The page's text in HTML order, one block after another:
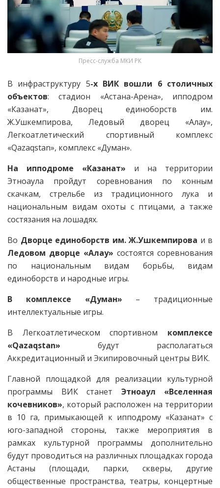
Пресс-служба МКИ РК
В инфраструктуру 5-х ВИК вошли 6 столичных
объектов: стадион «Астана-Арена», ипподром
«Казанат», Дворец единоборств им.
Ж.Ушкемпирова, Ледовый дворец «Алау»,
Легкоатлетический спортивный комплекс
«Qazaqstan», комплекс «Думан».
На ипподроме «Казанат» и на территории
Этноаула пройдут соревнования по конным
скачкам, стрельбе из традиционного лука и
национальным видам охоты с птицами, а также
состязания на лошадях.
Во Дворце единоборств им. Ж.Ушкемпирова и в
Ледовом дворце «Алау» состоятся соревнования
по национальным видам борьбы, видам
единоборств и народные игры.
В комплексе «Думан» – традиционные
интеллектуальные игры.
В Легкоатлетическом спортивном комплексе
«Qazaqstan» будут располагаться
Аккредитационный и Экипировочный центры ВИК.
Главной площадкой для реализации культурной
программы ВИК станет Этноаул «Вселенная
кочевников», который расположен на территории
в 10 га, примыкающей к ипподрому «Казанат» с
юго-западной стороны, также мероприятия в
рамках культурной программы дополнительно
будут проводиться на различных площадках города
Астаны (площади, парки, скверы, другие
общественные пространства, театры, концертные